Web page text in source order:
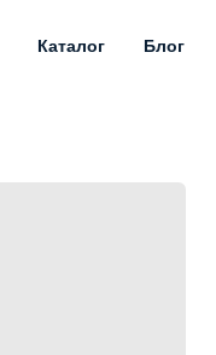
Каталог Блог